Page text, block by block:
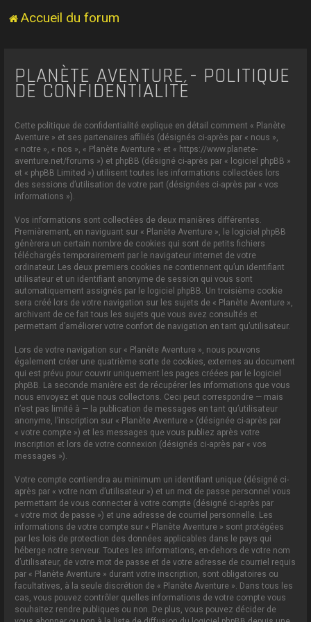
Accueil du forum
PLANÈTE AVENTURE - POLITIQUE
DE CONFIDENTIALITÉ
Cette politique de confidentialité explique en détail comment « Planète
Aventure » et ses partenaires affiliés (désignés ci-après par « nous »,
« notre », « nos », « Planète Aventure » et « https://www.planete-
aventure.net/forums ») et phpBB (désigné ci-après par « logiciel phpBB »
et « phpBB Limited ») utilisent toutes les informations collectées lors
des sessions d’utilisation de votre part (désignées ci-après par « vos
informations »).
Vos informations sont collectées de deux manières différentes.
Premièrement, en naviguant sur « Planète Aventure », le logiciel phpBB
génèrera un certain nombre de cookies qui sont de petits fichiers
téléchargés temporairement par le navigateur internet de votre
ordinateur. Les deux premiers cookies ne contiennent qu’un identifiant
utilisateur et un identifiant anonyme de session qui vous sont
automatiquement assignés par le logiciel phpBB. Un troisième cookie
sera créé lors de votre navigation sur les sujets de « Planète Aventure »,
archivant de ce fait tous les sujets que vous avez consultés et
permettant d’améliorer votre confort de navigation en tant qu’utilisateur.
Lors de votre navigation sur « Planète Aventure », nous pouvons
également créer une quatrième sorte de cookies, externes au document
qui est prévu pour couvrir uniquement les pages créées par le logiciel
phpBB. La seconde manière est de récupérer les informations que vous
nous envoyez et que nous collectons. Ceci peut correspondre — mais
n’est pas limité à — la publication de messages en tant qu’utilisateur
anonyme, l’inscription sur « Planète Aventure » (désignée ci-après par
« votre compte ») et les messages que vous publiez après votre
inscription et lors de votre connexion (désignés ci-après par « vos
messages »).
Votre compte contiendra au minimum un identifiant unique (désigné ci-
après par « votre nom d’utilisateur ») et un mot de passe personnel vous
permettant de vous connecter à votre compte (désigné ci-après par
« votre mot de passe ») et une adresse de courriel personnelle. Les
informations de votre compte sur « Planète Aventure » sont protégées
par les lois de protection des données applicables dans le pays qui
héberge notre serveur. Toutes les informations, en-dehors de votre nom
d’utilisateur, de votre mot de passe et de votre adresse de courriel requis
par « Planète Aventure » durant votre inscription, sont obligatoires ou
facultatives, à la seule discrétion de « Planète Aventure ». Dans tous les
cas, vous pouvez contrôler quelles informations de votre compte vous
souhaitez rendre publiques ou non. De plus, vous pouvez décider de